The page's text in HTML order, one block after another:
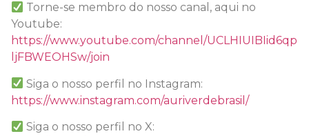
Torne-se membro do nosso canal, aqui no
Youtube:
https://www.youtube.com/channel/UCLHIUIBIid6qp
ljFBWEOHSw/join
Siga o nosso perfil no Instagram:
https://www.instagram.com/auriverdebrasil/
Siga o nosso perfil no X: